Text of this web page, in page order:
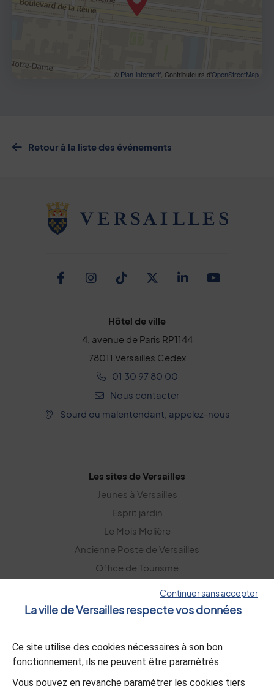
© Plan-interactif , Contributeurs d'OpenStreetMap
Retour à la liste des événements
Facebook
Instagram
TikTokTwitter
Linkedin
Hôtel de ville
4, avenue de Paris RP1144
78011 Versailles Cedex
01 30 97 80 00
Nous contacter
Sourd ou malentendant, appelez-nous
Les sites de Versailles
Jeunes à Versailles
Esprit jardin
Le Mois Molière
Ancienne Poste de Versailles
Office de Tourisme
S’abonner
Continuer sans accepter
La ville de Versailles respecte vos données
Ce site utilise des cookies nécessaires à son bon
fonctionnement, ils ne peuvent être paramétrés.
Vous pouvez en revanche paramétrer les cookies tiers